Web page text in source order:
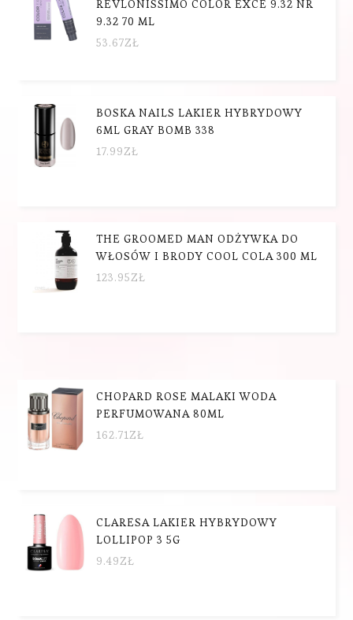
REVLONISSIMO COLOR EXCE 9.32 NR
9.32 70 ML
53.67ZŁ
BOSKA NAILS LAKIER HYBRYDOWY
6ML GRAY BOMB 338
17.99ZŁ
THE GROOMED MAN ODŻYWKA DO
WŁOSÓW I BRODY COOL COLA 300 ML
123.95ZŁ
CHOPARD ROSE MALAKI WODA
PERFUMOWANA 80ML
162.71 ZŁ
CLARESA LAKIER HYBRYDOWY
LOLLIPOP 3 5G
9.49ZŁ